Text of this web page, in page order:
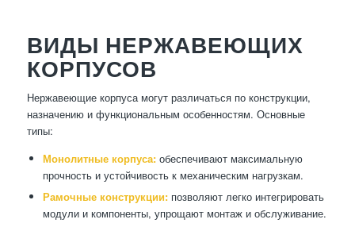
ВИДЫ НЕРЖАВЕЮЩИХ
КОРПУСОВ
Нержавеющие корпуса могут различаться по конструкции,
назначению и функциональным особенностям. Основные
типы:
Монолитные корпуса:обеспечивают максимальную
прочность и устойчивость к механическим нагрузкам.
Рамочные конструкции:позволяют легко интегрировать
модули и компоненты, упрощают монтаж и обслуживание.